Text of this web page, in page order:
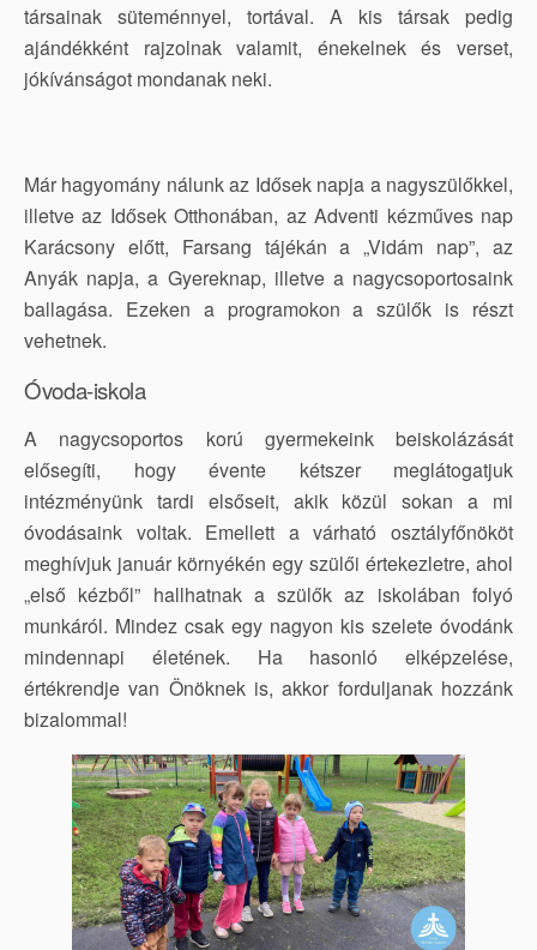
társainak süteménnyel, tortával. A kis társak pedig
ajándékként rajzolnak valamit, énekelnek és verset,
jókívánságot mondanak neki.
Már hagyomány nálunk az Idősek napja a nagyszülőkkel,
illetve az Idősek Otthonában, az Adventi kézműves nap
Karácsony előtt, Farsang tájékán a „Vidám nap”, az
Anyák napja, a Gyereknap, illetve a nagycsoportosaink
ballagása. Ezeken a programokon a szülők is részt
vehetnek.
Óvoda-iskola
A nagycsoportos korú gyermekeink beiskolázását
elősegíti, hogy évente kétszer meglátogatjuk
intézményünk tardi elsőseit, akik közül sokan a mi
óvodásaink voltak. Emellett a várható osztályfőnököt
meghívjuk január környékén egy szülői értekezletre, ahol
„első kézből” hallhatnak a szülők az iskolában folyó
munkáról. Mindez csak egy nagyon kis szelete óvodánk
mindennapi életének. Ha hasonló elképzelése,
értékrendje van Önöknek is, akkor forduljanak hozzánk
bizalommal!